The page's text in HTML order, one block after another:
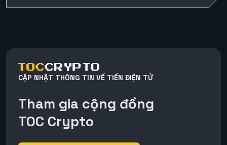
CẬP NHẬT THÔNG TIN VỀ TIỀN ĐIỆN TỬ
Tham gia cộng đồng
TOC Crypto